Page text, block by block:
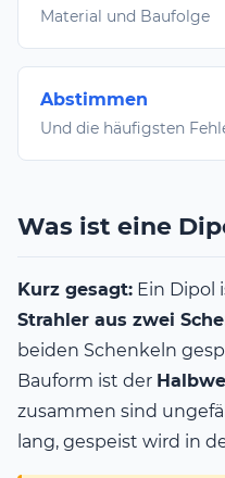
Material und Baufolge
Abstimmen
Und die häufigsten
Was ist eine
Kurz gesagt: Ein Dipol
Strahler aus zwei
beiden Schenkeln
Bauform ist der
zusammen sind
lang, gespeist wird in